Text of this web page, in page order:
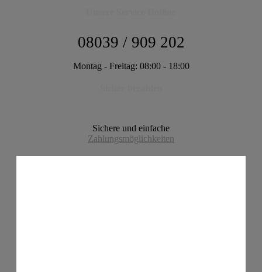
08039 / 909 202
Montag - Freitag: 08:00 - 18:00
Sichere und einfache
Zahlungsmöglichkeiten